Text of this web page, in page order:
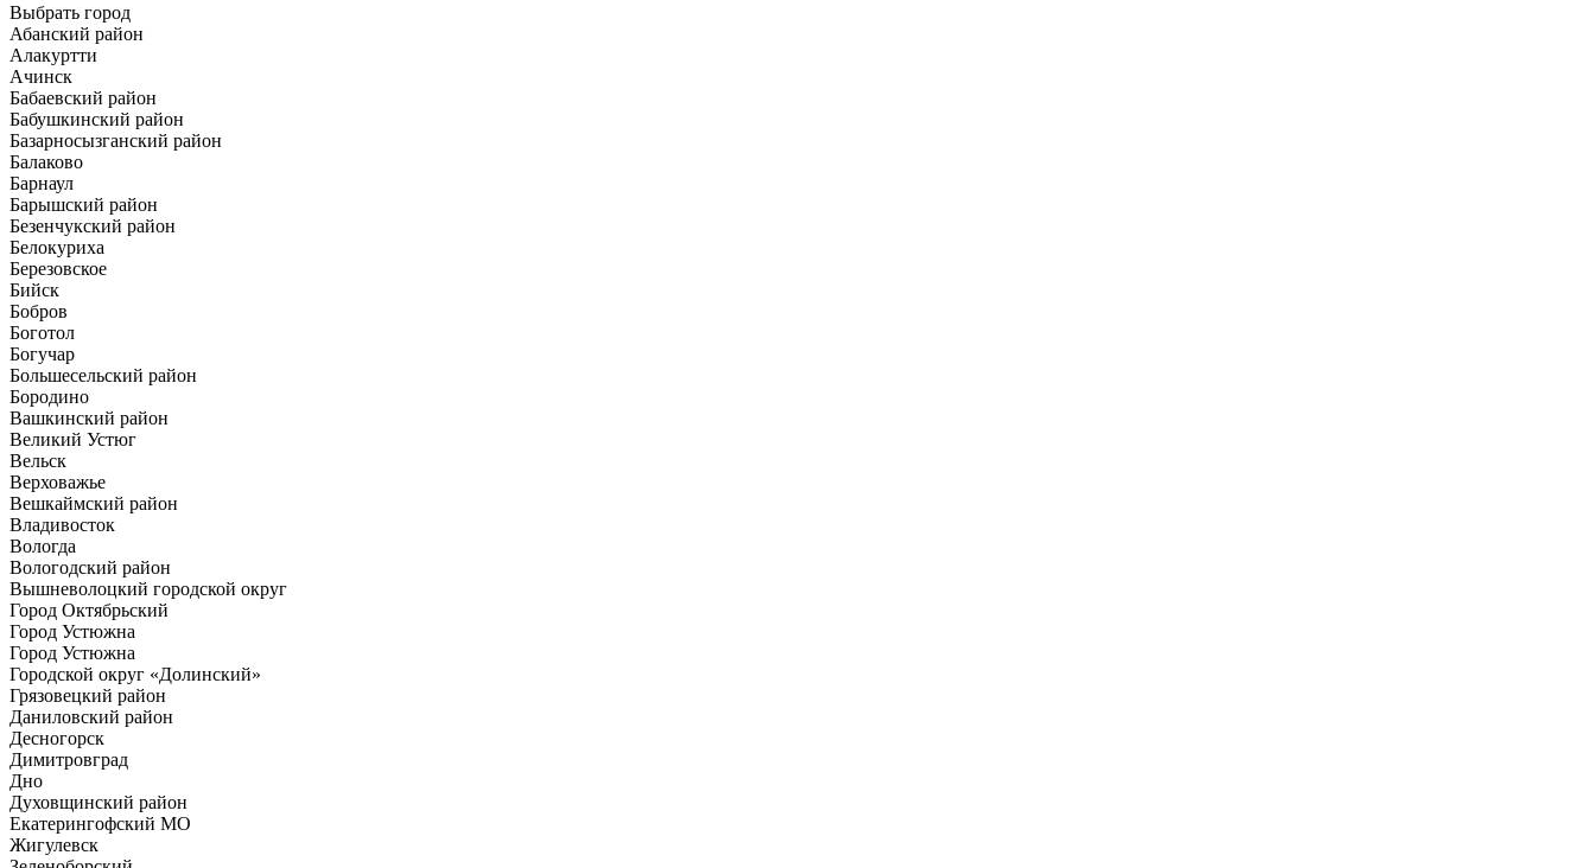
Выбрать город
Абанский район
Алакуртти
Ачинск
Бабаевский район
Бабушкинский район
Базарносызганский район
Балаково
Барнаул
Барышский район
Безенчукский район
Белокуриха
Березовское
Бийск
Бобров
Боготол
Богучар
Большесельский район
Бородино
Вашкинский район
Великий Устюг
Вельск
Верховажье
Вешкаймский район
Владивосток
Вологда
Вологодский район
Вышневолоцкий городской округ
Город Октябрьский
Город Устюжна
Город Устюжна
Городской округ «Долинский»
Грязовецкий район
Даниловский район
Десногорск
Димитровград
Дно
Духовщинский район
Екатерингофский МО
Жигулевск